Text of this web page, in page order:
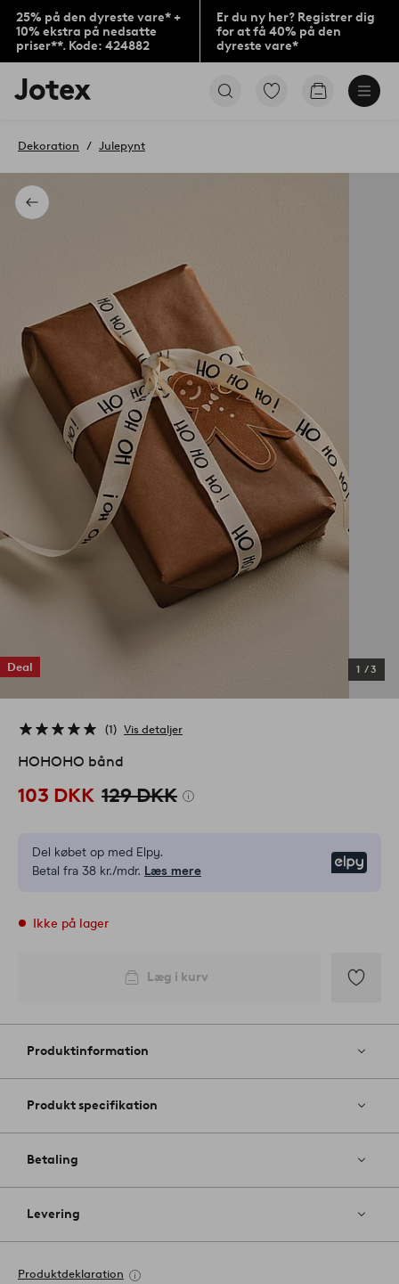
25% på den dyreste vare* +
10% ekstra på nedsatte
priser**. Kode: 424882
Er du ny her? Registrer dig
for at få 40% på den
dyreste vare*
Jotex
logo
til
Gå
Gå
Tilbage
Dekoration Julepynt
Deal 1 /3
1 Vis detaljer
HOHOHO bånd
103 DKK 129 DKK
Del købet op med Elpy.
Betal fra 38 kr./mdr. Læs mere
Ikke på lager
Læg i kurv
til
Produktinformation
Produkt specifikation
Betaling
Levering
Produktdeklaration